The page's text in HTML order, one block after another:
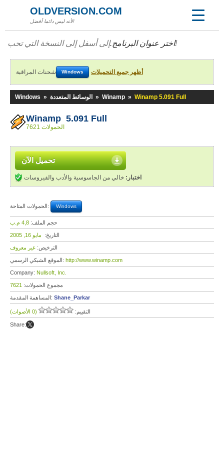
OLDVERSION.COM
لأنه ليس دائما أفضل!
اختر عنوان البرنامج.إلى أسفل إلى النسخة التي تحب!
شحنات المراقبة Windows أظهر جميع التحميلات
Windows » الوسائط المتعددة » Winamp » Winamp 5.091 Full
Winamp 5.091 Full
7621 الحمولات
تحميل الآن
اختبار: خالي من الجاسوسية والأدب والفيروسات
الحمولات المتاحة: Windows
حجم الملف: 4,8 م.ب
التاريخ: مايو 16, 2005
الترخيص: غير معروف
الموقع الشبكي الرسمي: http://www.winamp.com
Company: Nullsoft, Inc.
مجموع الحمولات: 7621
المساهمة المقدمة: Shane_Parkar
التقييم: (0 الأصوات)
Share: